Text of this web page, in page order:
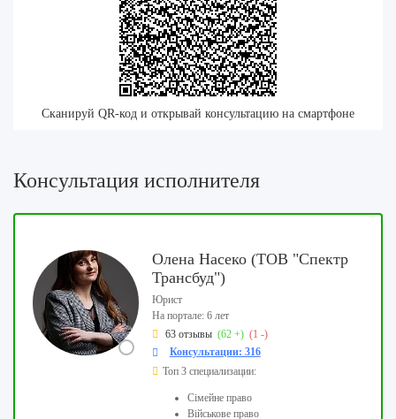
Сканируй QR-код и открывай консультацию на смартфоне
Консультация исполнителя
Олена Насеко (ТОВ "Спектр
Трансбуд")
Юрист
На портале: 6 лет
63 отзывы (62 +) (1 -)
Консультации: 316
Топ 3 специализации:
Сімейне право
Військове право